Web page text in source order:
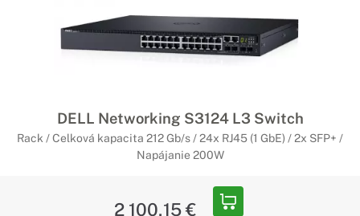
DELL Networking S3124 L3 Switch
Rack / Celková kapacita 212 Gb/s / 24x RJ45 (1 GbE) / 2x SFP+ /
Napájanie 200W
2 100,15 €